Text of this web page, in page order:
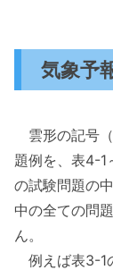
気象予
雲形の記号
題例を、表4-
の試験問題の
中の全ての問
ん。
例えば表3-1